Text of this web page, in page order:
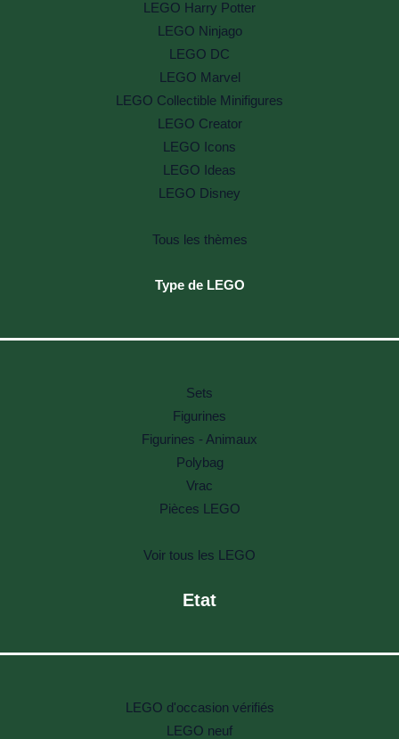
LEGO Harry Potter
LEGO Ninjago
LEGO DC
LEGO Marvel
LEGO Collectible Minifigures
LEGO Creator
LEGO Icons
LEGO Ideas
LEGO Disney
Tous les thèmes
Type de LEGO
Sets
Figurines
Figurines - Animaux
Polybag
Vrac
Pièces LEGO
Voir tous les LEGO
Etat
LEGO d'occasion vérifiés
LEGO neuf